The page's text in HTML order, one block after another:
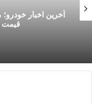
آخرین اخبار
قیمت